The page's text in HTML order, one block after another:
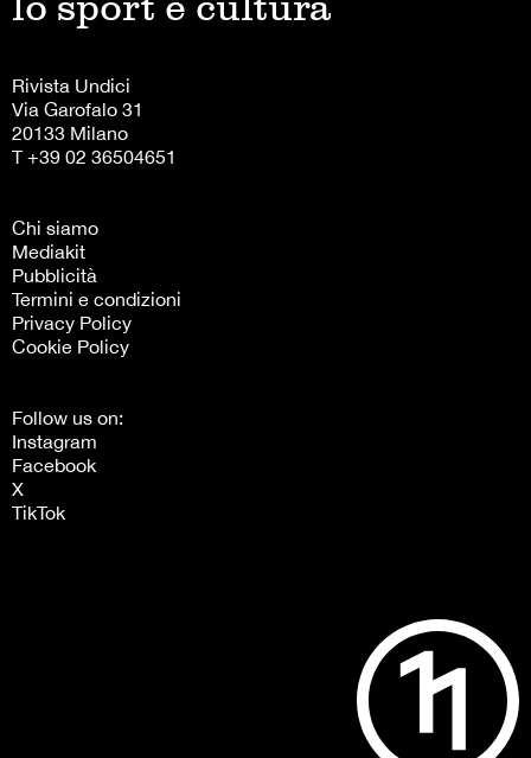
Rivista Undici
Via Garofalo 31
20133 Milano
T +39 02 36504651
Chi siamo
Mediakit
Pubblicità
Termini e condizioni
Privacy Policy
Cookie Policy
Follow us on:
Instagram
Facebook
X
TikTok